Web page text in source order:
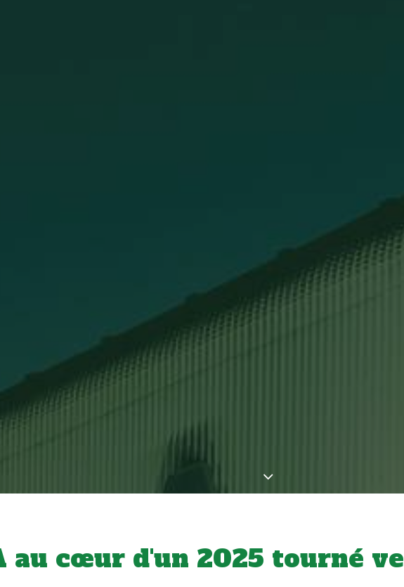
au cœur d'un 2025 tourné